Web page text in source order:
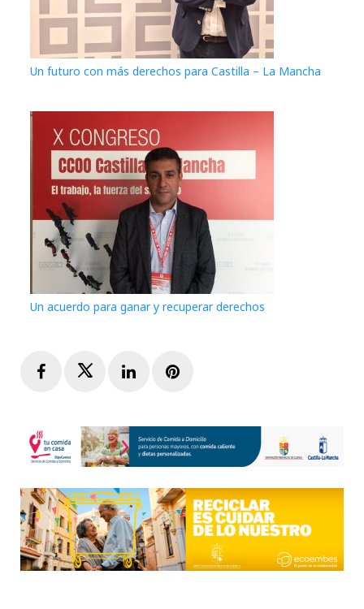
Un futuro con más derechos para Castilla – La Mancha
Un acuerdo para ganar y recuperar derechos
FacebookTwitterLinkedInPinterest